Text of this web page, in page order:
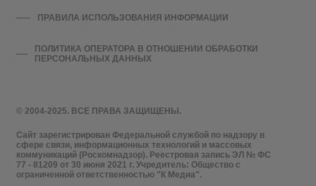
© 2004-2025. ВСЕ ПРАВА ЗАЩИЩЕНЫ.
Сайт зарегистрирован Федеральной службой по надзору в
сфере связи, информационных технологий и массовых
коммуникаций (Роскомнадзор). Реестровая запись ЭЛ № ФС
77 - 81209 от 30 июня 2021 г. Учредитель: Общество с
ограниченной ответственностью "К Медиа".
ПРАВИЛА ИСПОЛЬЗОВАНИЯ ИНФОРМАЦИИ
ПОЛИТИКА ОПЕРАТОРА В ОТНОШЕНИИ ОБРАБОТКИ
ПЕРСОНАЛЬНЫХ ДАННЫХ